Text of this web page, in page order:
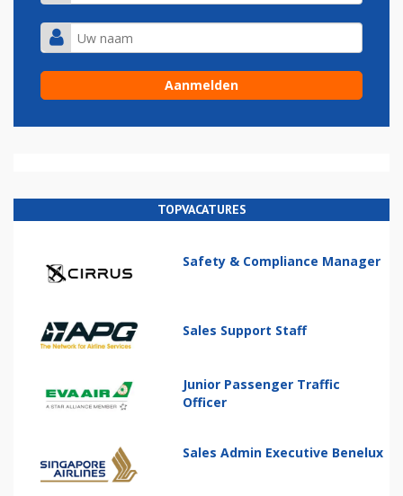
TOPVACATURES
Safety & Compliance Manager
Sales Support Staff
Junior Passenger Traffic
Officer
Sales Admin Executive Benelux